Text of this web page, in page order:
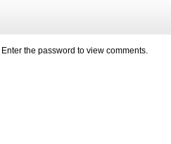
the password to view comments.